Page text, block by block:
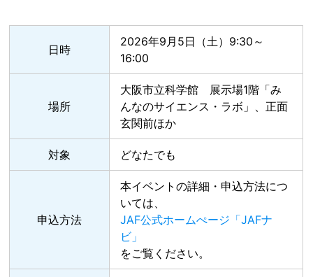
日時
2026年9月5日（土）9:30～
16:00
場所
大阪市立科学館 展示場1階「み
んなのサイエンス・ラボ」、正面
玄関前ほか
対象 どなたでも
申込方法
本イベントの詳細・申込方法につ
いては、
JAF公式ホームぺージ「JAFナ
ビ」
をご覧ください。